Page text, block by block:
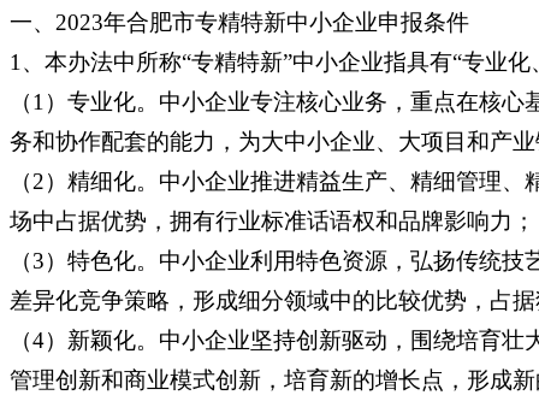
一、2023年合肥市专精特新中小企业申报条件
1、本办法中所称“专精特新”中小企业指具有“专业
（1）专业化。中小企业专注核心业务，重点在核
务和协作配套的能力，为大中小企业、大项目和产
（2）精细化。中小企业推进精益生产、精细管理
场中占据优势，拥有行业标准话语权和品牌影响力；
（3）特色化。中小企业利用特色资源，弘扬传统
差异化竞争策略，形成细分领域中的比较优势，占
（4）新颖化。中小企业坚持创新驱动，围绕培育
管理创新和商业模式创新，培育新的增长点，形成